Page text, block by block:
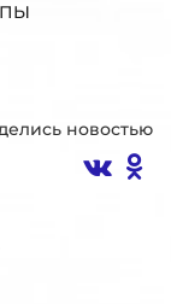
новостью